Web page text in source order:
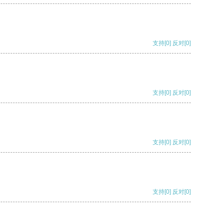
支持[0] 反对[0]
支持[0] 反对[0]
支持[0] 反对[0]
支持[0] 反对[0]